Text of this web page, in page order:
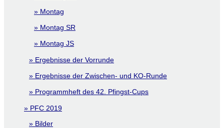
Montag
Montag SR
Montag JS
Ergebnisse der Vorrunde
Ergebnisse der Zwischen- und KO-Runde
Programmheft des 42. Pfingst-Cups
PFC 2019
Bilder